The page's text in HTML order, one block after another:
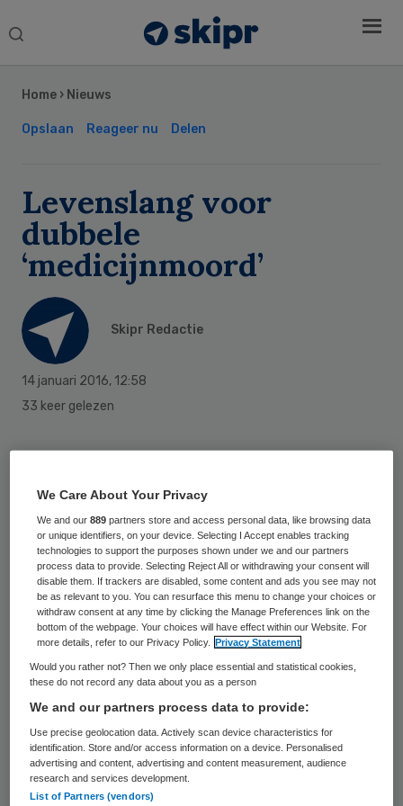
Search
Home › Nieuws
Opslaan Reageer nu Delen
Levenslang voor
dubbele
‘medicijnmoord’
Skipr Redactie
14 januari 2016, 12:58
33 keer gelezen
levenslang de cel in voor twee zogeheten
medicijnmoorden. De rechtbank in
Amsterdam legt hem de straf op voor de
moord op twee mannen uit de
Dominicaanse Republiek van 22 en 24 jaar.
De Amsterdammer van Dominicaanse
afkomst bracht de twee om het leven om
de verzekering te kunnen oplichten. Hij voor
de twee slachtoffers vlak voor hun dood
een levensverzekering afgesloten, met
hemzelf als begunstigde. Ze overleden
nadat ze waren ingespoten met
Sidebar
We Care About Your Privacy
We and our889 partners store and access personal data, like browsing data
or unique identifiers, on your device. Selecting I Accept enables tracking
technologies to support the purposes shown under we and our partners
process data to provide. Selecting Reject All or withdrawing your consent will
disable them. If trackers are disabled, some content and ads you see may not
be as relevant to you. You can resurface this menu to change your choices or
withdraw consent at any time by clicking the Manage Preferences link on the
bottom of the webpage. Your choices will have effect within our Website. For
more details, refer to our Privacy Policy.
Privacy Statement
Would you rather not? Then we only place essential and statistical cookies,
these do not record any data about you as a person
We and our partners process data to provide:
Use precise geolocation data. Actively scan device characteristics for
identification. Store and/or access information on a device. Personalised
advertising and content, advertising and content measurement, audience
research and services development.
List of Partners (vendors)